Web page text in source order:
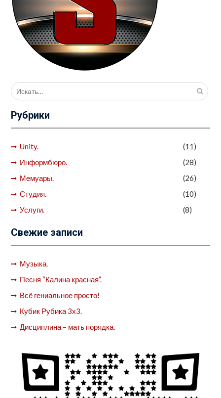
Поиск
для:
Рубрики
Unity.
(11)
Информбюро.
(28)
Мемуары.
(26)
Студия.
(10)
Услуги.
(8)
Свежие записи
Музыка.
Песня “Калина красная”.
Всё гениальное просто!
Кубик Рубика 3х3.
Дисциплина – мать порядка.